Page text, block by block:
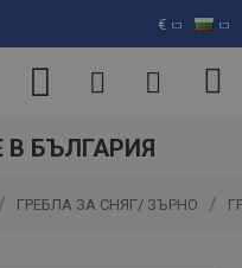
€
БЪЛГАРИЯ
ГРЕБЛА ЗА СНЯГ/ ЗЪРНО